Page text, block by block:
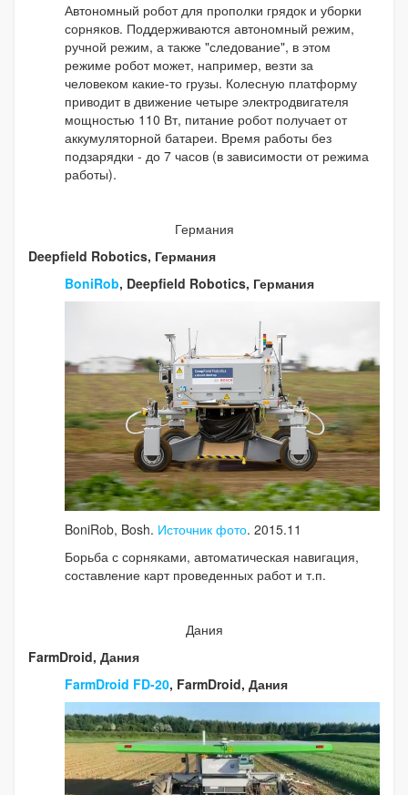
Автономный робот для прополки грядок и уборки
сорняков. Поддерживаются автономный режим,
ручной режим, а также "следование", в этом
режиме робот может, например, везти за
человеком какие-то грузы. Колесную платформу
приводит в движение четыре электродвигателя
мощностью 110 Вт, питание робот получает от
аккумуляторной батареи. Время работы без
подзарядки - до 7 часов (в зависимости от режима
работы).
Германия
Deepfield Robotics, Германия
BoniRob, Deepfield Robotics, Германия
BoniRob, Bosh. Источник фото. 2015.11
Борьба с сорняками, автоматическая навигация,
составление карт проведенных работ и т.п.
Дания
FarmDroid, Дания
FarmDroid FD-20, FarmDroid, Дания